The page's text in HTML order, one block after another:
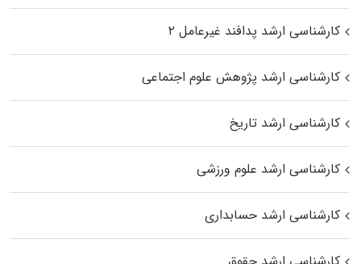
کارشناسی ارشد پدافند غیرعامل ۲
کارشناسی ارشد پژوهش علوم اجتماعی
کارشناسی ارشد تاریخ
کارشناسی ارشد علوم ورزشی
کارشناسی ارشد حسابداری